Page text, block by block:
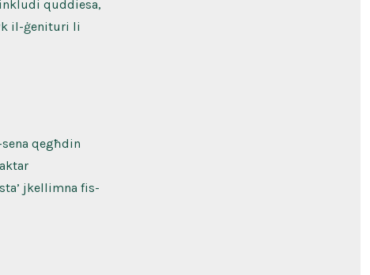
quddiesa,
il-ġenituri li
qegħdin
jkellimna fis-